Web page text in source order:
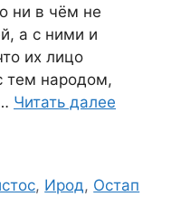
ни в чём не
а с ними и
их лицо
тем народом,
Читать далее
, Ирод, Остап